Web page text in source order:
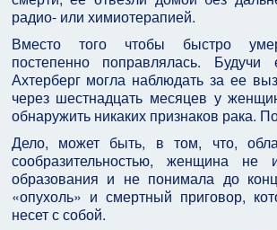
радио- или химиотерапией.
Вместо того чтобы быстро
постепенно поправлялась. Будучи
Ахтерберг могла наблюдать за ее
через шестнадцать месяцев у
обнаружить никаких признаков рака.
Дело, может быть, в том, что,
сообразительностью, женщина не
образования и не понимала до
«опухоль» и смертный приговор,
несет с собой.